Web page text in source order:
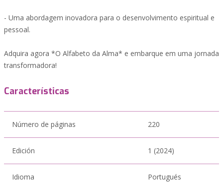
- Uma abordagem inovadora para o desenvolvimento espiritual e
pessoal.
Adquira agora *O Alfabeto da Alma* e embarque em uma jornada
transformadora!
Características
Número de páginas 220
Edición 1 (2024)
Idioma Portugués